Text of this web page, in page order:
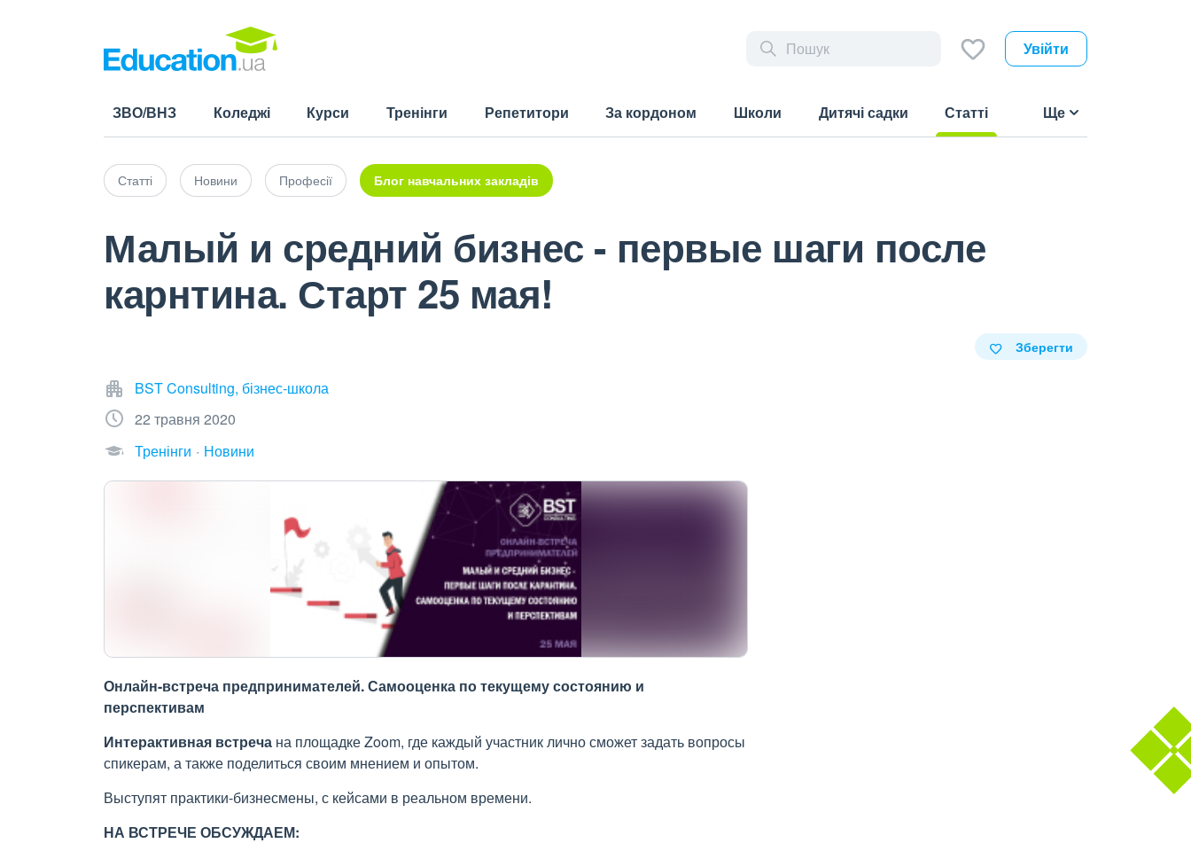
Увійти
ЗВО/ВНЗ Коледжі Курси Тренінги Репетитори За кордоном Школи Дитячі садки
Статті
Ще
Статті Новини Професії Блог навчальних закладів
Малый и средний бизнес - первые шаги после
карнтина. Старт 25 мая!
Зберегти
BST Consulting, бізнес-школа
22 травня 2020
Тренінги
Новини
Онлайн-встреча предпринимателей. Самооценка по текущему состоянию и
перспективам
Интерактивная встреча на площадке Zoom, где каждый участник лично сможет задать вопросы
спикерам, а также поделиться своим мнением и опытом.
Выступят практики-бизнесмены, с кейсами в реальном времени.
НА ВСТРЕЧЕ ОБСУЖДАЕМ: